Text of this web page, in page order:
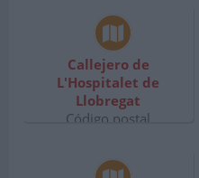
Callejero de
L'Hospitalet de
Llobregat
Código postal